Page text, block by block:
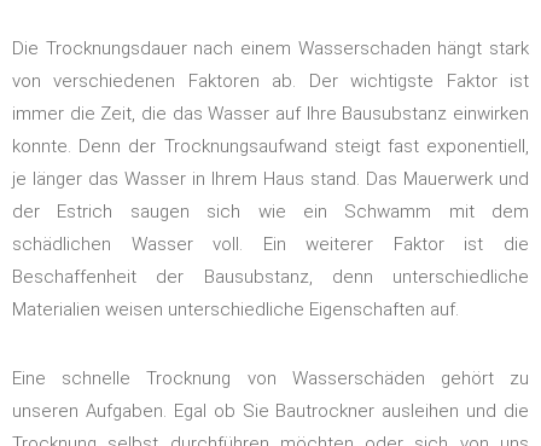
Die Trocknungsdauer nach einem Wasserschaden hängt stark
von verschiedenen Faktoren ab. Der wichtigste Faktor ist
immer die Zeit, die das Wasser auf Ihre Bausubstanz einwirken
konnte. Denn der Trocknungsaufwand steigt fast exponentiell,
je länger das Wasser in Ihrem Haus stand. Das Mauerwerk und
der Estrich saugen sich wie ein Schwamm mit dem
schädlichen Wasser voll. Ein weiterer Faktor ist die
Beschaffenheit der Bausubstanz, denn unterschiedliche
Materialien weisen unterschiedliche Eigenschaften auf.
Eine schnelle Trocknung von Wasserschäden gehört zu
unseren Aufgaben. Egal ob Sie Bautrockner ausleihen und die